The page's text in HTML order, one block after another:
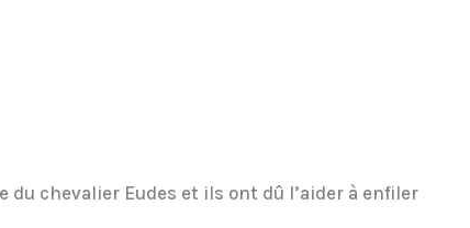
chevalier Eudes et ils ont dû l’aider à enfiler